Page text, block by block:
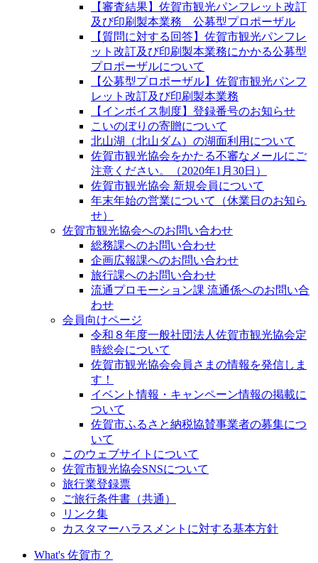
【審査結果】佐賀市観光パンフレット改訂
及び印刷製本業務 公募型プロポーザル
【質問に対する回答】佐賀市観光パンフレ
ット改訂及び印刷製本業務にかかる公募型
プロポーザルについて
【公募型プロポーザル】佐賀市観光パンフ
レット改訂及び印刷製本業務
【インボイス制度】登録番号のお知らせ
こいのぼりの寄贈について
北山湖（北山ダム）の湖面利用について
佐賀市観光協会をかたる不審なメールにご
注意ください。（2020年1月30日）
佐賀市観光協会 新規会員について
年末年始の営業について（休業日のお知ら
せ）
佐賀市観光協会へのお問い合わせ
総務課へのお問い合わせ
企画広報課へのお問い合わせ
旅行課へのお問い合わせ
流通プロモーション課 流通係へのお問い合
わせ
会員向けページ
令和８年度一般社団法人佐賀市観光協会定
時総会について
佐賀市観光協会会員さまの情報を発信しま
す！
イベント情報・キャンペーン情報の掲載に
ついて
佐賀市ふるさと納税協賛事業者の募集につ
いて
このウェブサイトについて
佐賀市観光協会SNSについて
旅行業登録票
ご旅行条件書（共通）
リンク集
カスタマーハラスメントに対する基本方針
What's 佐賀市？